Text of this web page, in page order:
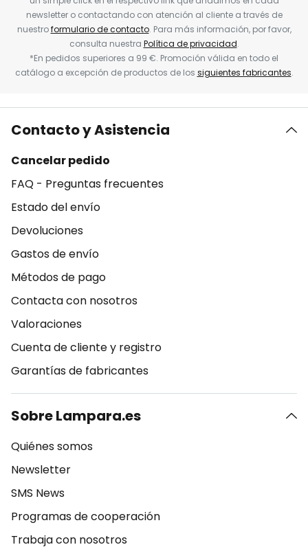
newsletter o contactando con atención al cliente a través de
nuestroformulario de contacto. Para más información, por favor,
consulta nuestra Política de privacidad.
*En pedidos superiores a 99 €. Promoción válida en todo el
catálogo a excepción de productos de los siguientes fabricantes.
Contacto y Asistencia
Cancelar pedido
FAQ - Preguntas frecuentes
Estado del envío
Devoluciones
Gastos de envío
Métodos de pago
Contacta con nosotros
Valoraciones
Cuenta de cliente y registro
Garantías de fabricantes
Sobre Lampara.es
Quiénes somos
Newsletter
SMS News
Programas de cooperación
Trabaja con nosotros